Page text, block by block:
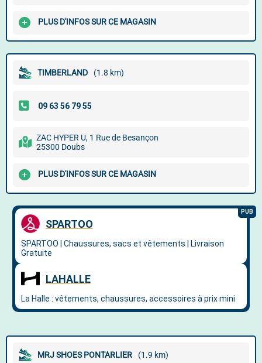
PLUS D'INFOS SUR CE MAGASIN
TIMBERLAND (1.8 km)
ZAC HYPER U, 1 Rue de Besançon
25300 Doubs
PLUS D'INFOS SUR CE MAGASIN
MRJ SHOES PONTARLIER (1.9 km)